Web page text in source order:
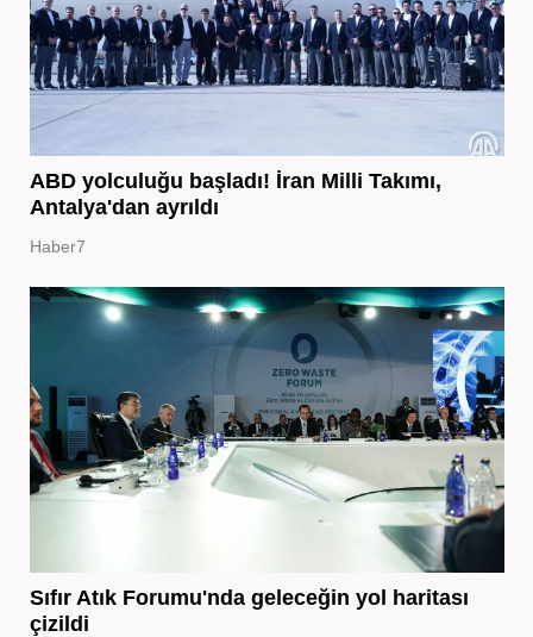
ABD yolculuğu başladı! İran Milli Takımı,
Antalya'dan ayrıldı
Haber7
Sıfır Atık Forumu'nda geleceğin yol haritası
çizildi